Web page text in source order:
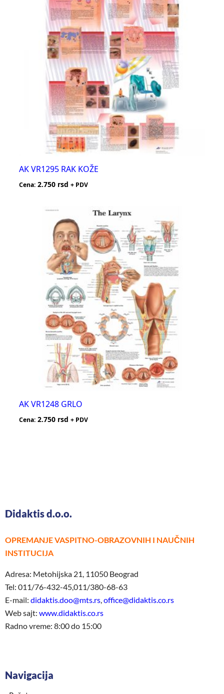
AK VR1295 RAK KOŽE
Cena: 2.750 rsd + PDV
AK VR1248 GRLO
Cena: 2.750 rsd + PDV
Didaktis d.o.o.
OPREMANJE VASPITNO-OBRAZOVNIH I NAUČNIH
INSTITUCIJA
Adresa: Metohijska 21, 11050 Beograd
Tel: 011/76-432-45,011/380-68-63
E-mail: didaktis.doo@mts.rs,office@didaktis.co.rs
Web sajt: www.didaktis.co.rs
Radno vreme: 8:00 do 15:00
Navigacija